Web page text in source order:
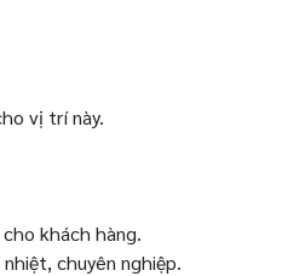
vị trí này.
khách hàng.
chuyên nghiệp.